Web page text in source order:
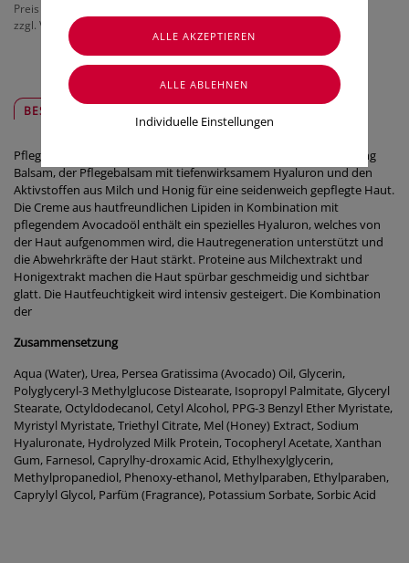
Preis inkl. MwSt.
zzgl. Versandkosten
BESCHREIBUNG
Pflegebalsam für seidenweiche Füße und Beine.GEHWOL Softening
Balsam, der Pflegebalsam mit tiefenwirksamem Hyaluron und den
Aktivstoffen aus Milch und Honig für eine seidenweich gepflegte Haut.
Die Creme aus hautfreundlichen Lipiden in Kombination mit
pflegendem Avocadoöl enthält ein spezielles Hyaluron, welches von
der Haut aufgenommen wird, die Hautregeneration unterstützt und
die Abwehrkräfte der Haut stärkt. Proteine aus Milchextrakt und
Honigextrakt machen die Haut spürbar geschmeidig und sichtbar
glatt. Die Hautfeuchtigkeit wird intensiv gesteigert. Die Kombination
der
Zusammensetzung
Aqua (Water), Urea, Persea Gratissima (Avocado) Oil, Glycerin,
Polyglyceryl-3 Methylglucose Distearate, Isopropyl Palmitate, Glyceryl
Stearate, Octyldodecanol, Cetyl Alcohol, PPG-3 Benzyl Ether Myristate,
Myristyl Myristate, Triethyl Citrate, Mel (Honey) Extract, Sodium
Hyaluronate, Hydrolyzed Milk Protein, Tocopheryl Acetate, Xanthan
Gum, Farnesol, Caprylhy-droxamic Acid, Ethylhexylglycerin,
Methylpropanediol, Phenoxy-ethanol, Methylparaben, Ethylparaben,
Caprylyl Glycol, Parfüm (Fragrance), Potassium Sorbate, Sorbic Acid
Individuelle Einstellungen